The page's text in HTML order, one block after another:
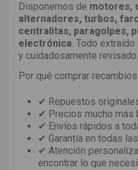
Disponemos de motores,
alternadores, turbos,
centralitas, paragolpes,
electrónica. Todo
y cuidadosamente revisado.
Por qué comprar
✔ Repuestos
✔ Precios mucho más
✔ Envíos rápidos a
✔ Garantía en todas
✔ Atención
encontrar lo que